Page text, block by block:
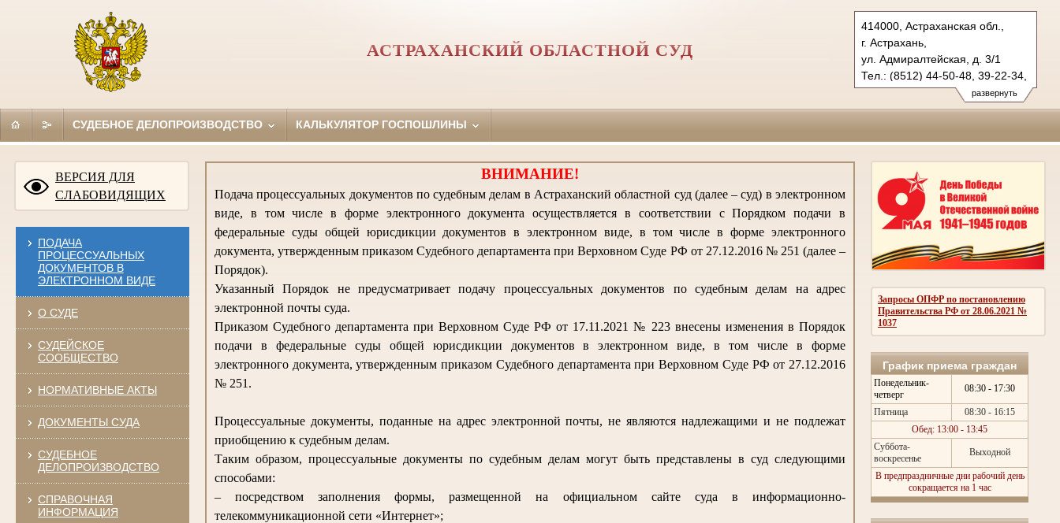
развернуть
414000, Астраханская обл.,
г. Астрахань,
ул. Адмиралтейская, д. 3/1
Тел.: (8512) 44-50-48, 39-22-34,
39-53-07
oblsud.ast@sudrf.ru
АСТРАХАНСКИЙ ОБЛАСТНОЙ СУД
СУДЕБНОЕ ДЕЛОПРОИЗВОДСТВО КАЛЬКУЛЯТОР ГОСПОШЛИНЫ
ВЕРСИЯ ДЛЯ
СЛАБОВИДЯЩИХ
ПОДАЧА
ПРОЦЕССУАЛЬНЫХ
ДОКУМЕНТОВ В
ЭЛЕКТРОННОМ ВИДЕ
О СУДЕ
СУДЕЙСКОЕ
СООБЩЕСТВО
НОРМАТИВНЫЕ АКТЫ
ДОКУМЕНТЫ СУДА
СУДЕБНОЕ
ДЕЛОПРОИЗВОДСТВО
СПРАВОЧНАЯ
ИНФОРМАЦИЯ
Запросы ОПФР по постановлению
Правительства РФ от 28.06.2021 №
1037
График приема граждан
Понедельник-
четверг
08:30 - 17:30
Пятница
08:30 - 16:15
Обед: 13:00 - 13:45
Суббота-
воскресенье
Выходной
В предпраздничные дни рабочий день
сокращается на 1 час
ВНИМАНИЕ!
Подача процессуальных документов по судебным делам в Астраханский областной суд (далее – суд) в электронном
виде, в том числе в форме электронного документа осуществляется в соответствии с Порядком подачи в
федеральные суды общей юрисдикции документов в электронном виде, в том числе в форме электронного
документа, утвержденным приказом Судебного департамента при Верховном Суде РФ от 27.12.2016 № 251 (далее –
Порядок).
Указанный Порядок не предусматривает подачу процессуальных документов по судебным делам на адрес
электронной почты суда.
Приказом Судебного департамента при Верховном Суде РФ от 17.11.2021 № 223 внесены изменения в Порядок
подачи в федеральные суды общей юрисдикции документов в электронном виде, в том числе в форме
электронного документа, утвержденным приказом Судебного департамента при Верховном Суде РФ от 27.12.2016
№ 251.
Процессуальные документы, поданные на адрес электронной почты, не являются надлежащими и не подлежат
приобщению к судебным делам.
Таким образом, процессуальные документы по судебным делам могут быть представлены в суд следующими
способами:
– посредством заполнения формы, размещенной на официальном сайте суда в информационно-
телекоммуникационной сети «Интернет»;